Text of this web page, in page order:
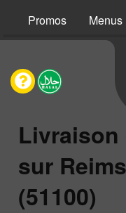
Promos Menus
Livraison
sur
(51100)